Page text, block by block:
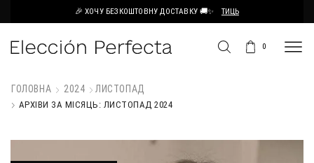
🎉 ХОЧУ БЕЗКОШТОВНУ ДОСТАВКУ 🚚✨ ТИЦЬ
0
ГОЛОВНА 2024 ЛИСТОПАД
АРХІВИ ЗА МІСЯЦЬ: ЛИСТОПАД 2024